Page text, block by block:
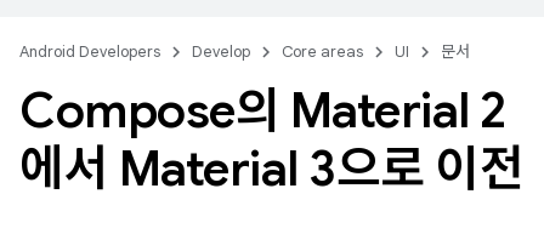
Android Developers Develop Core areas UI 문서
Compose의 Material 2
에서 Material 3으로 이전